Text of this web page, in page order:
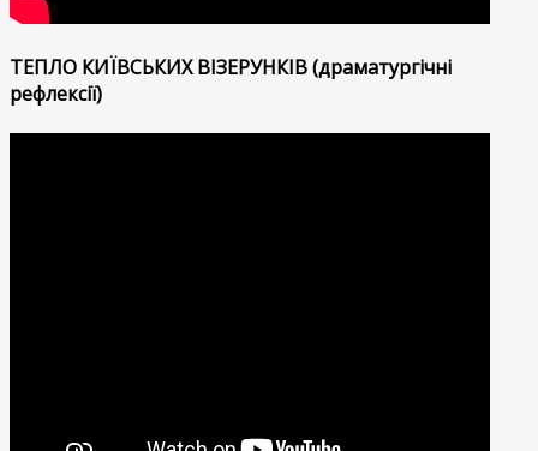
ТЕПЛО КИЇВСЬКИХ ВІЗЕРУНКІВ (драматургічні
рефлексії)